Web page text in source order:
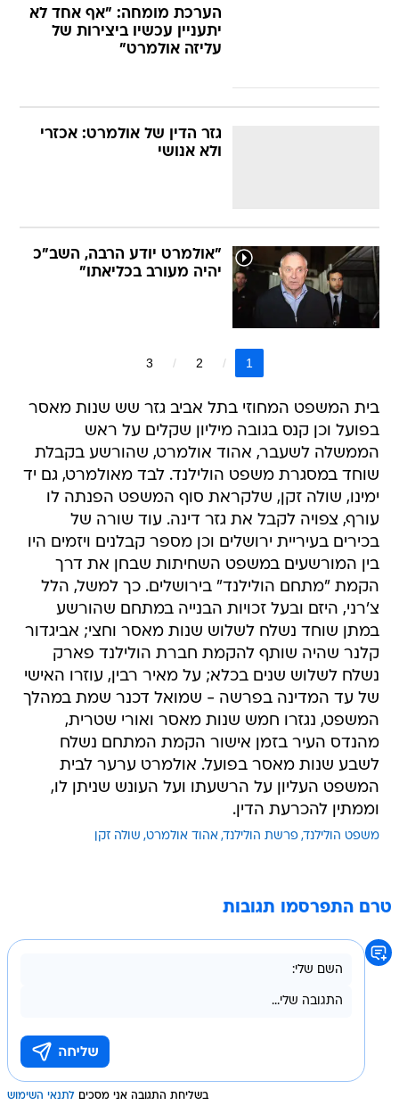
הערכת מומחה: "אף אחד לא
יתעניין עכשיו ביצירות של
עליזה אולמרט"
גזר הדין של אולמרט: אכזרי
ולא אנושי
"אולמרט יודע הרבה, השב"כ
יהיה מעורב בכליאתו"
1
2
3
בית המשפט המחוזי בתל אביב גזר שש שנות מאסר
בפועל וכן קנס בגובה מיליון שקלים על ראש
הממשלה לשעבר, אהוד אולמרט, שהורשע בקבלת
שוחד במסגרת משפט הולילנד. לבד מאולמרט, גם יד
ימינו, שולה זקן, שלקראת סוף המשפט הפנתה לו
עורף, צפויה לקבל את גזר דינה. עוד שורה של
בכירים בעיריית ירושלים וכן מספר קבלנים ויזמים היו
בין המורשעים במשפט השחיתות שבחן את דרך
הקמת "מתחם הולילנד" בירושלים. כך למשל, הלל
צ'רני, היזם ובעל זכויות הבנייה במתחם שהורשע
במתן שוחד נשלח לשלוש שנות מאסר וחצי; אביגדור
קלנר שהיה שותף להקמת חברת הולילנד פארק
נשלח לשלוש שנים בכלא; על מאיר רבין, עוזרו האישי
של עד המדינה בפרשה - שמואל דכנר שמת במהלך
המשפט, נגזרו חמש שנות מאסר ואורי שטרית,
מהנדס העיר בזמן אישור הקמת המתחם נשלח
לשבע שנות מאסר בפועל. אולמרט ערער לבית
המשפט העליון על הרשעתו ועל העונש שניתן לו,
וממתין להכרעת הדין.
משפט הולילנד פרשת הולילנד אהוד אולמרט שולה זקן
טרם התפרסמו תגובות
בשליחת התגובה אני מסכים לתנאי השימוש